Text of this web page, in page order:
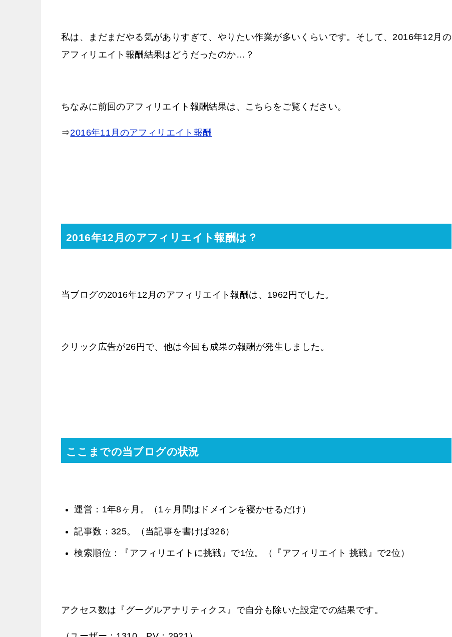
私は、まだまだやる気がありすぎて、やりたい作業が多いくらいです。そして、2016年12月の
アフィリエイト報酬結果はどうだったのか…？
ちなみに前回のアフィリエイト報酬結果は、こちらをご覧ください。
⇒2016年11月のアフィリエイト報酬
2016年12月のアフィリエイト報酬は？
当ブログの2016年12月のアフィリエイト報酬は、1962円でした。
クリック広告が26円で、他は今回も成果の報酬が発生しました。
ここまでの当ブログの状況
運営：1年8ヶ月。（1ヶ月間はドメインを寝かせるだけ）
記事数：325。（当記事を書けば326）
検索順位：『アフィリエイトに挑戦』で1位。（『アフィリエイト 挑戦』で2位）
アクセス数は『グーグルアナリティクス』で自分も除いた設定での結果です。